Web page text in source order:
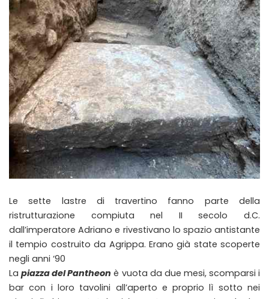
Le sette lastre di travertino fanno parte della
ristrutturazione compiuta nel II secolo d.C.
dall’imperatore Adriano e rivestivano lo spazio antistante
il tempio costruito da Agrippa. Erano già state scoperte
negli anni ‘90
Lapiazza del Pantheon è vuota da due mesi, scomparsi i
bar con i loro tavolini all’aperto e proprio lì sotto nei